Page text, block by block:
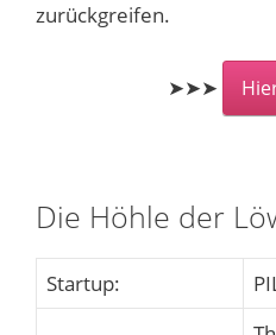
zurückgreifen.
➤➤➤
Die Höhle der
Startup: